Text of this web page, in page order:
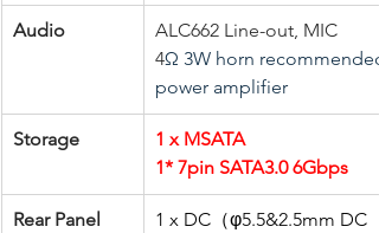
Audio
ALC662 Line-out, MIC
4Ω 3W horn
power amplifier
Storage
1 x MSATA
1* 7pin SATA3.0 6Gbps
Rear Panel
1 x DC（φ5.5&2.5mm DC